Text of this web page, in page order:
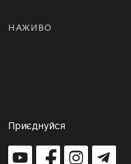
НАЖИВО
Приєднуйся